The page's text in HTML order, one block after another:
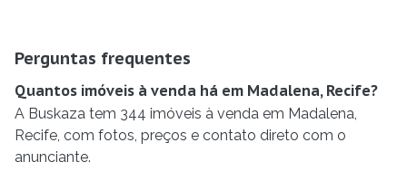
Perguntas frequentes
Quantos imóveis à venda há em Madalena, Recife?
A Buskaza tem 344 imóveis à venda em Madalena,
Recife, com fotos, preços e contato direto com o
anunciante.